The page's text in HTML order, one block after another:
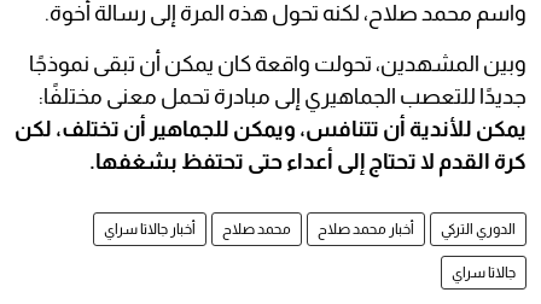
واسم محمد صلاح، لكنه تحول هذه المرة إلى رسالة أخوة.
وبين المشهدين، تحولت واقعة كان يمكن أن تبقى نموذجًا
جديدًا للتعصب الجماهيري إلى مبادرة تحمل معنى مختلفًا:
يمكن للأندية أن تتنافس، ويمكن للجماهير أن تختلف، لكن
كرة القدم لا تحتاج إلى أعداء حتى تحتفظ بشغفها.
الدوري التركي أخبار محمد صلاح محمد صلاح أخبار جالاتا سراي
جالاتا سراي